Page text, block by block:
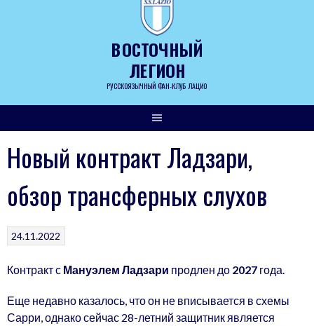
ВОСТОЧНЫЙ
ЛЕГИОН
РУССКОЯЗЫЧНЫЙ ФАН-КЛУБ ЛАЦИО
Новый контракт Ладзари,
обзор трансферных слухов
24.11.2022
Контракт с Мануэлем Ладзари продлен до 2027 года.
Еще недавно казалось, что он не вписывается в схемы
Сарри, однако сейчас 28-летний защитник является